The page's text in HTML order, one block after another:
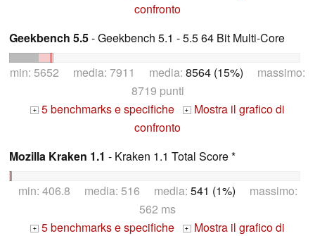
confronto
Geekbench 5.5- Geekbench 5.1 - 5.5 64 Bit Multi-Core
min: 5652 media: 7911 media: 8564 (15%) massimo:
8719 punti
+ 5 benchmarks e specifiche + Mostra il grafico di
confronto
Mozilla Kraken 1.1 - Kraken 1.1 Total Score *
min: 406.8 media: 516 media: 541 (1%) massimo:
562 ms
+ 5 benchmarks e specifiche + Mostra il grafico di